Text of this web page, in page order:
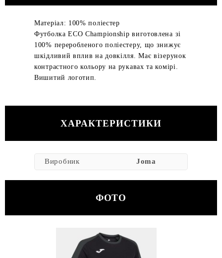
Матеріал: 100% поліестер
Футболка ECO Championship виготовлена зі
100% переробленого поліестеру, що знижує
шкідливий вплив на довкілля. Має візерунок
контрастного кольору на рукавах та комірі.
Вишитий логотип.
ХАРАКТЕРИСТИКИ
Виробник Joma
ФОТО